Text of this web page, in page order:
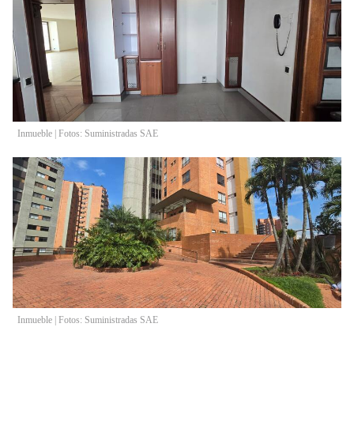
Inmueble | Fotos: Suministradas SAE
Inmueble | Fotos: Suministradas SAE